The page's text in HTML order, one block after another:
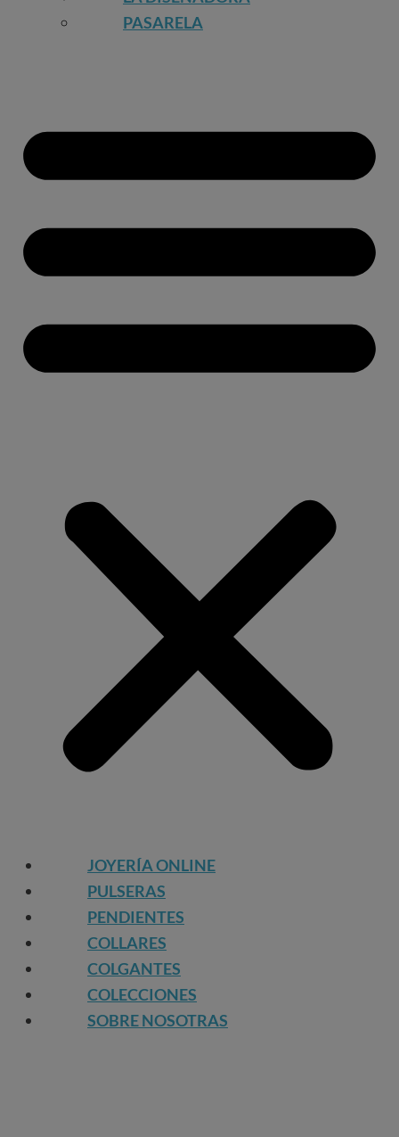
PASARELA
JOYERÍA ONLINE
PULSERAS
PENDIENTES
COLLARES
COLGANTES
COLECCIONES
SOBRE NOSOTRAS